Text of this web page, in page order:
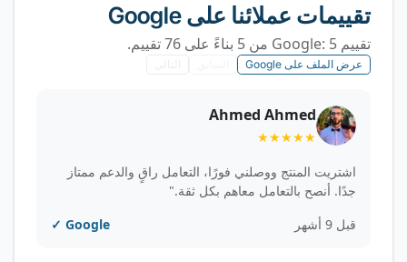
تقييمات عملائنا على Google
تقييم Google: 5 من 5 بناءً على 76 تقييم.
عرض الملف على Google
Ahmed Ahmed
★★★★★
اشتريت المنتج ووصلني فورًا، التعامل راقٍ والدعم ممتاز
جدًا. أنصح بالتعامل معاهم بكل ثقة."
قبل 9 أشهر
Google ✓